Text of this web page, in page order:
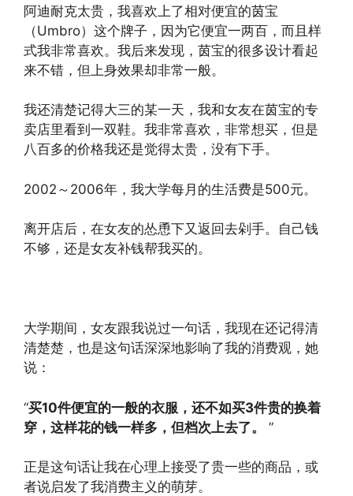
阿迪耐克太贵，我喜欢上了相对便宜的茵宝
（Umbro）这个牌子，因为它便宜一两百，而且样
式我非常喜欢。我后来发现，茵宝的很多设计看起
来不错，但上身效果却非常一般。
我还清楚记得大三的某一天，我和女友在茵宝的专
卖店里看到一双鞋。我非常喜欢，非常想买，但是
八百多的价格我还是觉得太贵，没有下手。
2002～2006年，我大学每月的生活费是500元。
离开店后，在女友的怂恿下又返回去剁手。自己钱
不够，还是女友补钱帮我买的。
大学期间，女友跟我说过一句话，我现在还记得清
清楚楚，也是这句话深深地影响了我的消费观，她
说：
“买10件便宜的一般的衣服，还不如买3件贵的换着
穿，这样花的钱一样多，但档次上去了。
”
正是这句话让我在心理上接受了贵一些的商品，或
者说启发了我消费主义的萌芽。